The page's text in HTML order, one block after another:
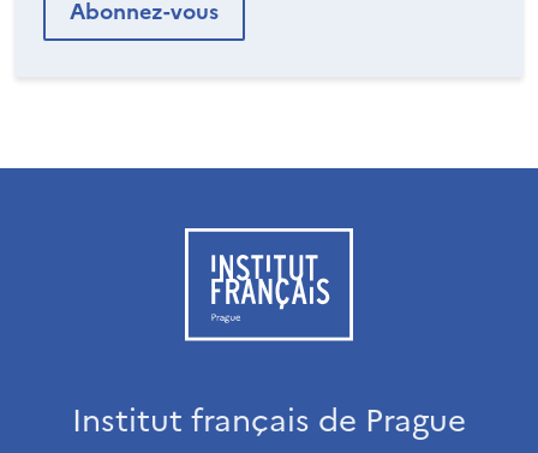
Institut français de Prague